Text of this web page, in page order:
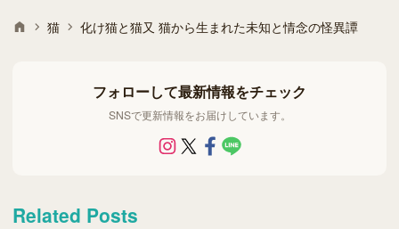
猫 化け猫と猫又 猫から生まれた未知と情念の怪異譚
フォローして最新情報をチェック
SNSで更新情報をお届けしています。
Related Posts